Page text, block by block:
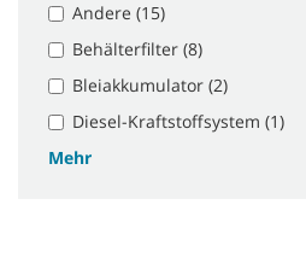
Andere (15)
Behälterfilter (8)
Bleiakkumulator (2)
Diesel-Kraftstoffsystem (1)
Mehr